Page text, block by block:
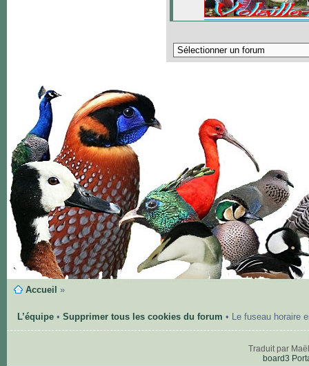
Accueil »
L’équipe• Supprimer tous les cookies du forum • Le fuseau horaire
Traduit par
board3